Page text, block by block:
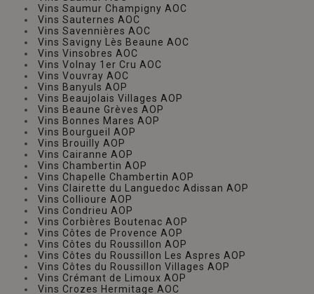
Vins Saumur Champigny AOC
Vins Sauternes AOC
Vins Savennières AOC
Vins Savigny Lès Beaune AOC
Vins Vinsobres AOC
Vins Volnay 1er Cru AOC
Vins Vouvray AOC
Vins Banyuls AOP
Vins Beaujolais Villages AOP
Vins Beaune Grèves AOP
Vins Bonnes Mares AOP
Vins Bourgueil AOP
Vins Brouilly AOP
Vins Cairanne AOP
Vins Chambertin AOP
Vins Chapelle Chambertin AOP
Vins Clairette du Languedoc Adissan AOP
Vins Collioure AOP
Vins Condrieu AOP
Vins Corbières Boutenac AOP
Vins Côtes de Provence AOP
Vins Côtes du Roussillon AOP
Vins Côtes du Roussillon Les Aspres AOP
Vins Côtes du Roussillon Villages AOP
Vins Crémant de Limoux AOP
Vins Crozes Hermitage AOC